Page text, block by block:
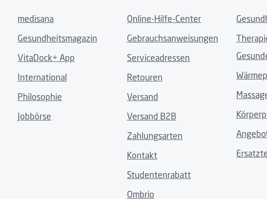
medisana
Gesundheitsmagazin
VitaDock+ App
International
Philosophie
Jobbörse
Online-Hilfe-Center
Gebrauchsanweisungen
Serviceadressen
Retouren
Versand
Versand B2B
Zahlungsarten
Kontakt
Studentenrabatt
Ombrio